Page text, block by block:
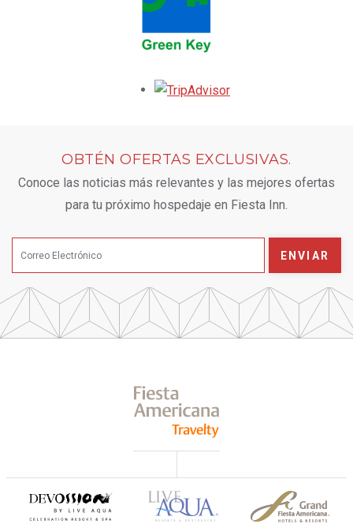
OBTÉN OFERTAS EXCLUSIVAS.
Conoce las noticias más relevantes y las mejores ofertas
para tu próximo hospedaje en Fiesta Inn.
ENVIAR